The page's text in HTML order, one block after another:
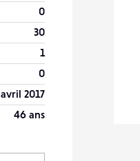
0
30
1
0
2017
46 ans